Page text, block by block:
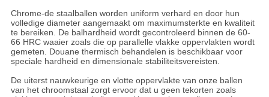
Chrome-de staalballen worden uniform verhard en door hun
volledige diameter aangemaakt om maximumsterkte en kwaliteit
te bereiken. De balhardheid wordt gecontroleerd binnen de 60-
66 HRC waaier zoals die op parallelle vlakke oppervlakten wordt
gemeten. Douane thermisch behandelen is beschikbaar voor
speciale hardheid en dimensionale stabiliteitsvereisten.
De uiterst nauwkeurige en vlotte oppervlakte van onze ballen
van het chroomstaal zorgt ervoor dat u geen tekorten zoals